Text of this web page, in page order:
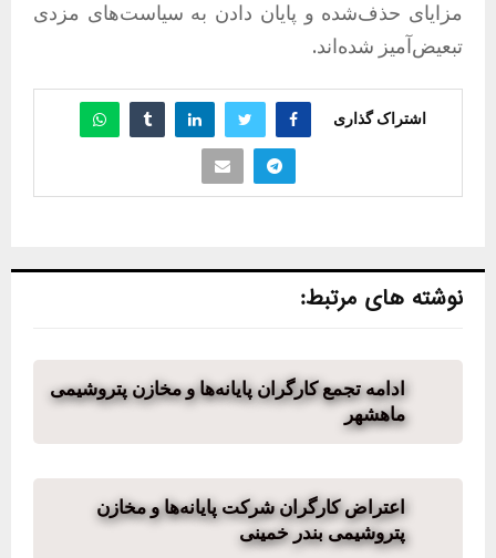
مزایای حذف‌شده و پایان دادن به سیاست‌های مزدی
تبعیض‌آمیز شده‌اند.
اشتراک گذاری
نوشته های مرتبط:
ادامه تجمع کارگران پایانه‌ها و مخازن پتروشیمی
ماهشهر
اعتراض کارگران شرکت پایانه‌ها و مخازن
پتروشیمی بندر خمینی